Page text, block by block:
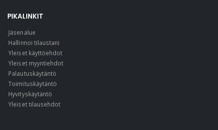
PIKALINKIT
Jäsenalue
Hallinnoi tilaustani
Yleiset käyttöehdot
Yleiset myyntiehdot
Palautuskäytäntö
Toimituskäytäntö
Hyvityskäytäntö
Yleiset tilausehdot